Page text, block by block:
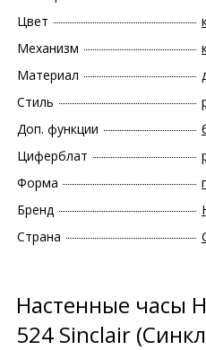
Цвет
Механизм
Материал
Стиль
Доп. функции
Циферблат
Форма
Бренд
Страна
Настенные часы
524 Sinclair